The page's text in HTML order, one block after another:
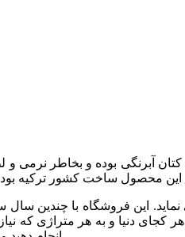
عرض 300 سانتی متر(سه متر) است. جنس این پارچه کتان
نماید. این فروشگاه با
دنیا و به هر متراژی که نیاز